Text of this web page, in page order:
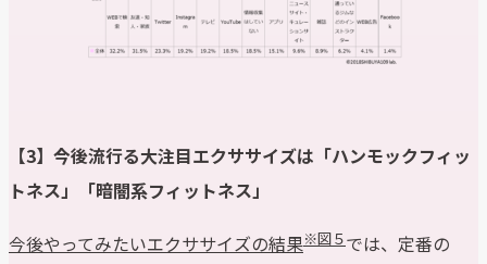
【3】今後流行る大注目エクササイズは「ハンモックフィッ
トネス」「暗闇系フィットネス」
今後やってみたいエクササイズの結果※図５では、定番の